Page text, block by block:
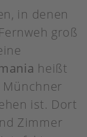
in denen
groß
heißt
ist. Dort
Zimmer